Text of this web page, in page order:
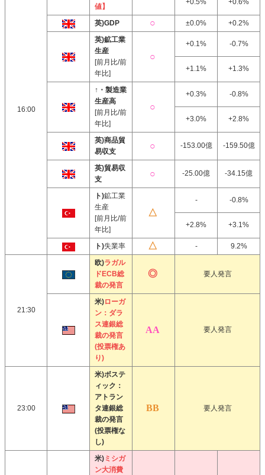
16:00
値】
+0.5% +0.6%
英)GDP ±0.0%
+0.2%
英)鉱工業
生産
[前月比/前
年比]
+0.1% -0.7%
+1.1% +1.3%
↑・製造業
生産高
[前月比/前
年比]
+0.3% -0.8%
+3.0% +2.8%
英)商品貿
易収支
-153.00億 -159.50億
英)貿易収
支
-25.00億 -34.15億
ト)鉱工業
生産
[前月比/前
年比]
- -0.8%
+2.8% +3.1%
ト)失業率 - 9.2%
21:30
欧)ラガル
ドECB総
裁の発言
要人発言
米)ローガ
ン：ダラ
ス連銀総
裁の発言
(投票権あ
り)
要人発言
23:00
米)ボステ
ィック：
アトラン
タ連銀総
裁の発言
(投票権な
し)
要人発言
米) ミシガ
ン大消費